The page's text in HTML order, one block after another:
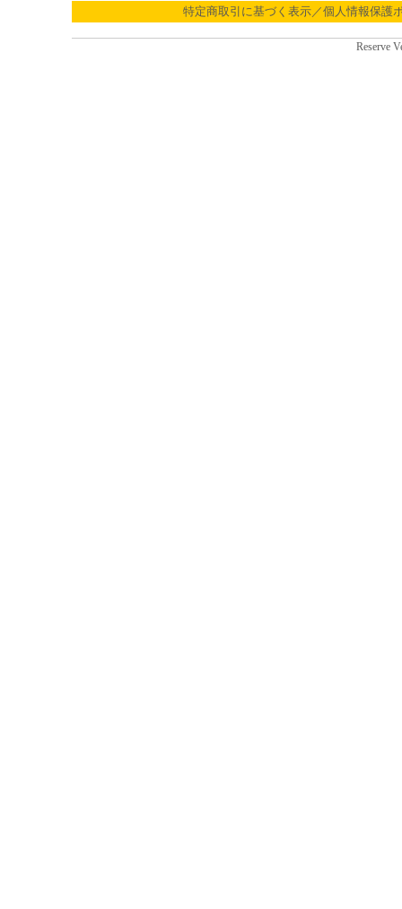
特定商取引に基づく表示／個人情報保護
Reserve